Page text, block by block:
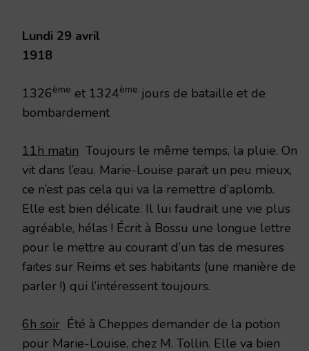
Lundi 29 avril
1918
1326ème et 1324ème jours de bataille et de
bombardement
11h matin Toujours le même temps, la pluie. On
vit dans l’eau. Marie-Louise parait un peu mieux,
ce n’est pas cela qui va la remettre d’aplomb.
Elle est bien délicate. Il lui faudrait une vie plus
agréable, hélas ! Écrit à Bossu une longue lettre
pour le mettre au courant d’un tas de mesures
faites sur Reims et ses habitants (une manière de
parler !) qui l’intéressent toujours.
6h soir Été à Cheppes demander de la potion
pour Marie-Louise, chez M. Tollin. Elle va bien